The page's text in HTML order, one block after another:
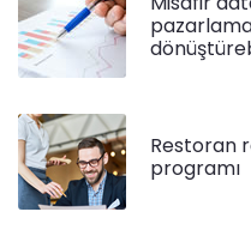
Restoran
programı